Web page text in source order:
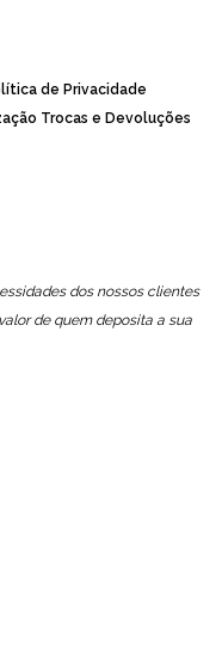
de Privacidade
Trocas e Devoluções
dos nossos clientes
de quem deposita a sua